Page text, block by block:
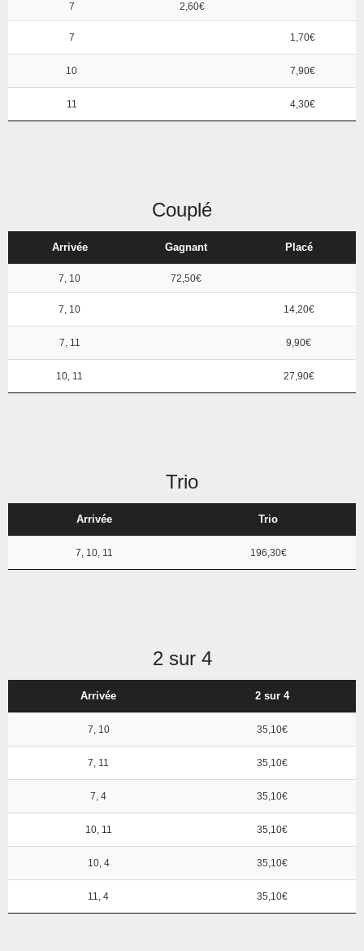
7 2,60€
7 1,70€
10 7,90€
11 4,30€
Couplé
Arrivée Gagnant Placé
7, 10 72,50€
7, 10 14,20€
7, 11 9,90€
10, 11 27,90€
Trio
Arrivée Trio
7, 10, 11 196,30€
2 sur 4
Arrivée 2 sur 4
7, 10 35,10€
7, 11 35,10€
7, 4 35,10€
10, 11 35,10€
10, 4 35,10€
11, 4 35,10€